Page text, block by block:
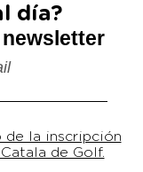
día?
de la inscripción
de Golf.